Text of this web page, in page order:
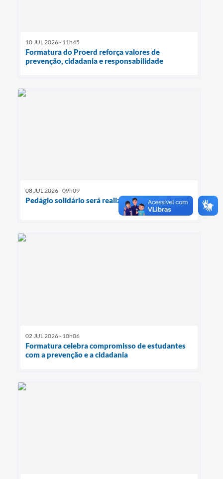
10 JUL 2026 - 11h45
Formatura do Proerd reforça valores de
prevenção, cidadania e responsabilidade
08 JUL 2026 - 09h09
Pedágio solidário será realizado em prol do Léo
02 JUL 2026 - 10h06
Formatura celebra compromisso de estudantes
com a prevenção e a cidadania